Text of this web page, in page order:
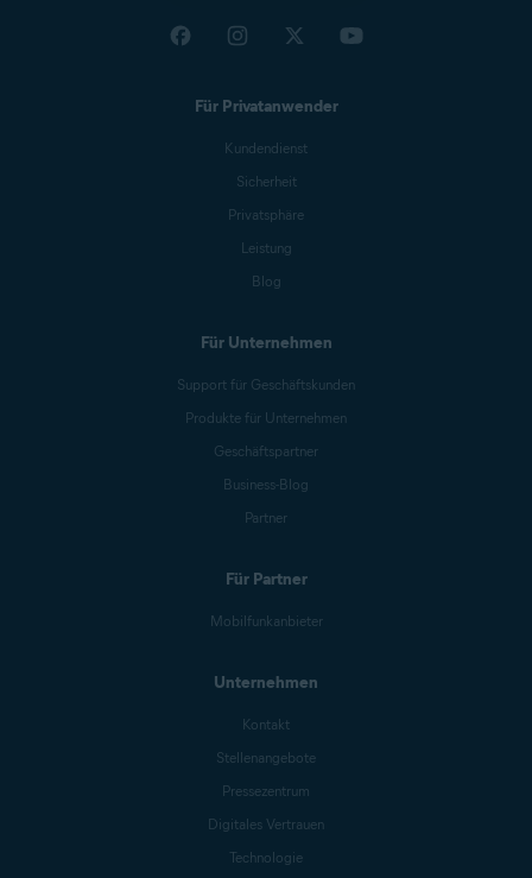
Für Privatanwender
Kundendienst
Sicherheit
Privatsphäre
Leistung
Blog
Für Unternehmen
Support für Geschäftskunden
Produkte für Unternehmen
Geschäftspartner
Business-Blog
Partner
Für Partner
Mobilfunkanbieter
Unternehmen
Kontakt
Stellenangebote
Pressezentrum
Digitales Vertrauen
Technologie